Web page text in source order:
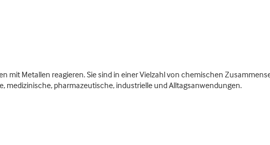
mit Metallen reagieren. Sie sind in einer Vielzahl von chemischen
medizinische, pharmazeutische, industrielle und Alltagsanwendungen.